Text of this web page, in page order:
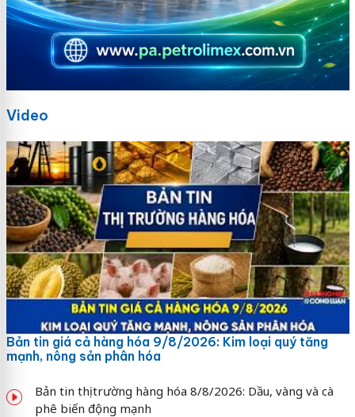
Video
Bản tin giá cả hàng hóa 9/8/2026: Kim loại quý tăng
mạnh, nông sản phân hóa
Bản tin thị trường hàng hóa 8/8/2026: Dầu, vàng và cà
phê biến động mạnh